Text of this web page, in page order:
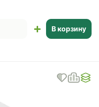
В корзину